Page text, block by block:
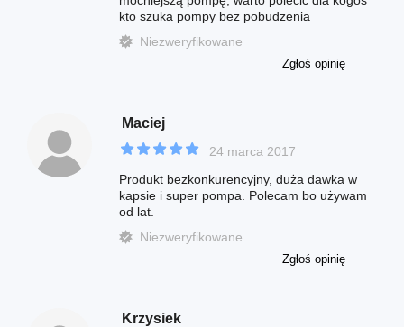
kto szuka pompy bez pobudzenia
Niezweryfikowane
Zgłoś opinię
Maciej
24 marca 2017
Produkt bezkonkurencyjny, duża dawka w
kapsie i super pompa. Polecam bo używam
od lat.
Niezweryfikowane
Zgłoś opinię
Krzysiek